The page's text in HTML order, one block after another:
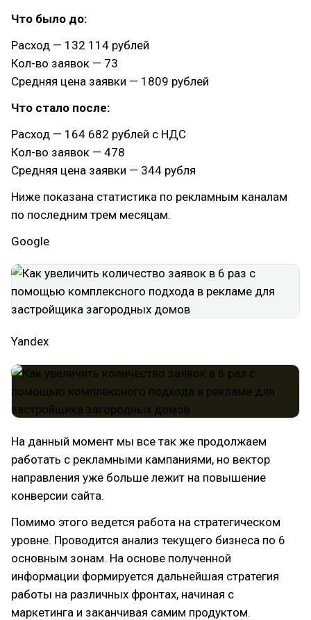
Что было до:
Расход — 132 114 рублей
Кол-во заявок — 73
Средняя цена заявки — 1809 рублей
Что стало после:
Расход — 164 682 рублей с НДС
Кол-во заявок — 478
Средняя цена заявки — 344 рубля
Ниже показана статистика по рекламным каналам
по последним трем месяцам.
Google
Yandex
На данный момент мы все так же продолжаем
работать с рекламными кампаниями, но вектор
направления уже больше лежит на повышение
конверсии сайта.
Помимо этого ведется работа на стратегическом
уровне. Проводится анализ текущего бизнеса по 6
основным зонам. На основе полученной
информации формируется дальнейшая стратегия
работы на различных фронтах, начиная с
маркетинга и заканчивая самим продуктом.